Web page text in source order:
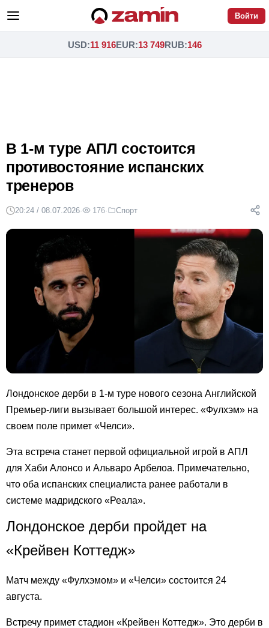
Войти
USD:11 916EUR:13 749RUB:146
В 1-м туре АПЛ состоится
противостояние испанских
тренеров
20:24 / 08.07.2026· 176· Спорт
Лондонское дерби в 1-м туре нового сезона Английской
Премьер-лиги вызывает большой интерес. «Фулхэм» на
своем поле примет «Челси».
Эта встреча станет первой официальной игрой в АПЛ
для Хаби Алонсо и Альваро Арбелоа. Примечательно,
что оба испанских специалиста ранее работали в
системе мадридского «Реала».
Лондонское дерби пройдет на
«Крейвен Коттедж»
Матч между «Фулхэмом» и «Челси» состоится 24
августа.
Встречу примет стадион «Крейвен Коттедж». Это дерби в